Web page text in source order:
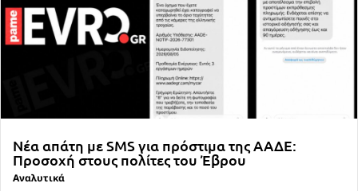
Νέα απάτη με SMS για πρόστιμα της ΑΑΔΕ:
Προσοχή στους πολίτες του Έβρου
Αναλυτικά